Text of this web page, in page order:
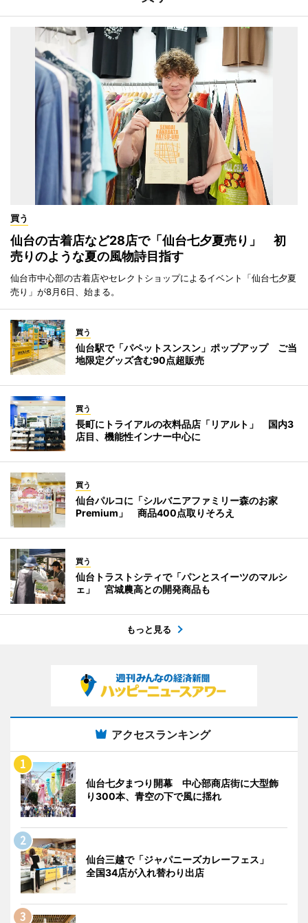
買う
仙台の古着店など28店で「仙台七夕夏売り」 初
売りのような夏の風物詩目指す
仙台市中心部の古着店やセレクトショップによるイベント「仙台七夕夏
売り」が8月6日、始まる。
買う
仙台駅で「パペットスンスン」ポップアップ ご当
地限定グッズ含む90点超販売
買う
長町にトライアルの衣料品店「リアルト」 国内3
店目、機能性インナー中心に
買う
仙台パルコに「シルバニアファミリー森のお家
Premium」 商品400点取りそろえ
買う
仙台トラストシティで「パンとスイーツのマルシ
ェ」 宮城農高との開発商品も
もっと見る
アクセスランキング
仙台七夕まつり開幕 中心部商店街に大型飾
り300本、青空の下で風に揺れ
仙台三越で「ジャパニーズカレーフェス」
全国34店が入れ替わり出店